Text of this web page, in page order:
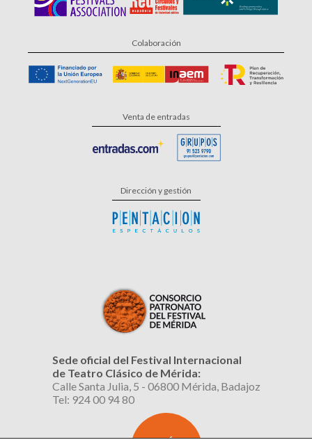
Colaboración
Venta de entradas
Dirección y gestión
Sede oficial del Festival Internacional
de Teatro Clásico de Mérida:
Calle Santa Julia, 5 - 06800 Mérida, Badajoz
Tel: 924 00 94 80